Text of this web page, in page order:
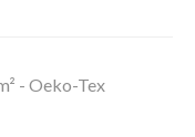
- Oeko-Tex